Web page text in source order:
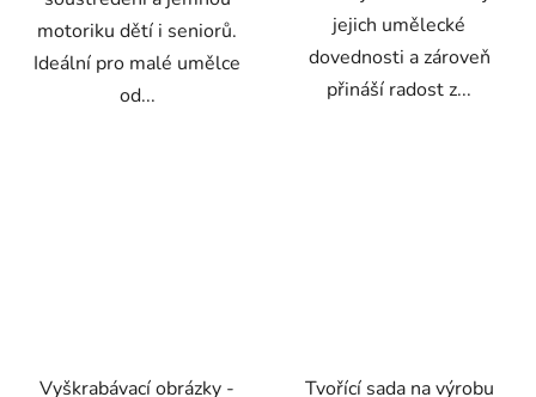
motoriku dětí i seniorů.
Ideální pro malé umělce
od...
jejich umělecké
dovednosti a zároveň
přináší radost z...
Vyškrabávací obrázky -
Tvořící sada na výrobu